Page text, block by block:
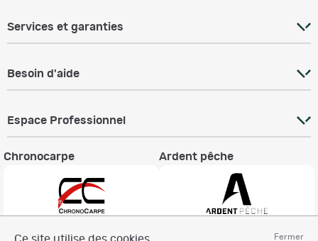
Fermer
Services et garanties
Besoin d'aide
Espace Professionnel
Chronocarpe Ardent pêche